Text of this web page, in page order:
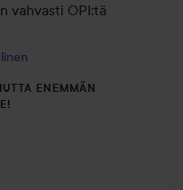
vahvasti OPI:tä
ENEMMÄN